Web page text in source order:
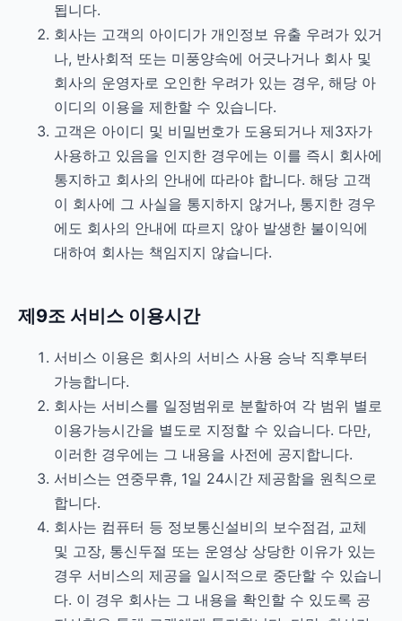
됩니다.
회사는 고객의 아이디가 개인정보 유출 우려가 있거
나, 반사회적 또는 미풍양속에 어긋나거나 회사 및
회사의 운영자로 오인한 우려가 있는 경우, 해당 아
이디의 이용을 제한할 수 있습니다.
고객은 아이디 및 비밀번호가 도용되거나 제3자가
사용하고 있음을 인지한 경우에는 이를 즉시 회사에
통지하고 회사의 안내에 따라야 합니다. 해당 고객
이 회사에 그 사실을 통지하지 않거나, 통지한 경우
에도 회사의 안내에 따르지 않아 발생한 불이익에
대하여 회사는 책임지지 않습니다.
제9조 서비스 이용시간
서비스 이용은 회사의 서비스 사용 승낙 직후부터
가능합니다.
회사는 서비스를 일정범위로 분할하여 각 범위 별로
이용가능시간을 별도로 지정할 수 있습니다. 다만,
이러한 경우에는 그 내용을 사전에 공지합니다.
서비스는 연중무휴, 1일 24시간 제공함을 원칙으로
합니다.
회사는 컴퓨터 등 정보통신설비의 보수점검, 교체
및 고장, 통신두절 또는 운영상 상당한 이유가 있는
경우 서비스의 제공을 일시적으로 중단할 수 있습니
다. 이 경우 회사는 그 내용을 확인할 수 있도록 공